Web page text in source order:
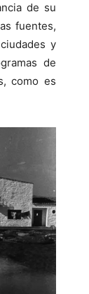
de su
fuentes,
y
de
como es